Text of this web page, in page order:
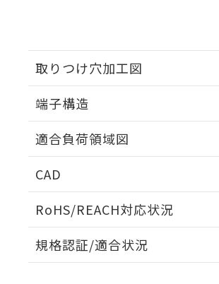
取りつけ穴加工図
端子構造
適合負荷領域図
CAD
RoHS/REACH対応状況
EU RoHS 注意事項・凡例
規格認証/適合状況